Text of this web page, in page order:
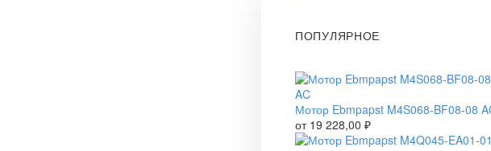
ПОПУЛЯРНОЕ
Мотор Ebmpapst M4S068-BF08-08
от 19 228,00 ₽